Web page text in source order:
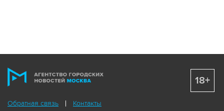
Обратная связь Контакты
18+